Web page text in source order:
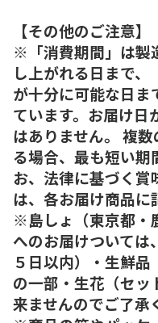
【その他のご注意】
※「消費期間」は製
し上がれる日まで
が十分に可能な日ま
ています。お届け日
はありません。 複
る場合、最も短い期
お、法律に基づく賞
は、各お届け商品に
※島しょ（東京都・
へのお届けついては
５日以内）・生鮮品
の一部・生花（セッ
来ませんのでご了承